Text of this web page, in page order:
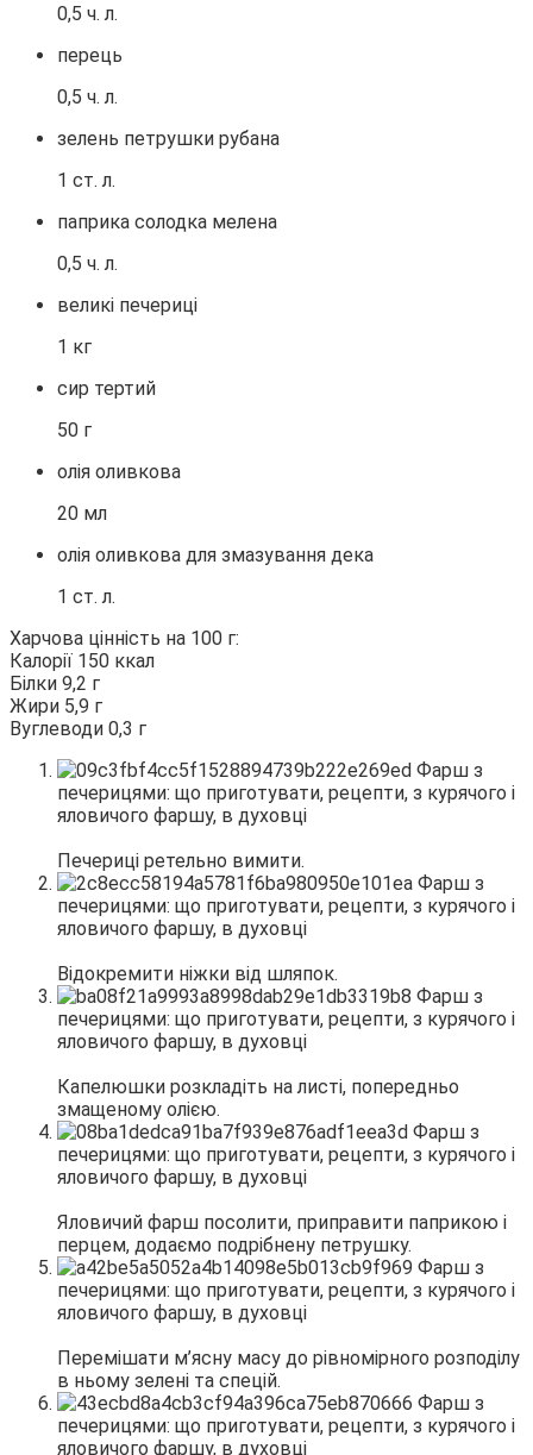
0,5 ч. л.
перець
0,5 ч. л.
зелень петрушки рубана
1 ст. л.
паприка солодка мелена
0,5 ч. л.
великі печериці
1 кг
сир тертий
50 г
олія оливкова
20 мл
олія оливкова для змазування дека
1 ст. л.
Харчова цінність на 100 г:
Калорії 150 ккал
Білки 9,2 г
Жири 5,9 г
Вуглеводи 0,3 г
Печериці ретельно вимити.
Відокремити ніжки від шляпок.
Капелюшки розкладіть на листі, попередньо
змащеному олією.
Яловичий фарш посолити, приправити паприкою і
перцем, додаємо подрібнену петрушку.
Перемішати м’ясну масу до рівномірного розподілу
в ньому зелені та спецій.